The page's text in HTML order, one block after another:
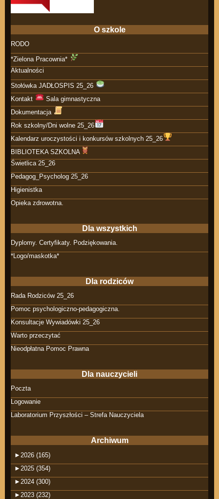
O szkole
RODO
*Zielona Pracownia*
Aktualności
Stołówka JADŁOSPIS 25_26
Kontakt
Sala gimnastyczna
Dokumentacja
Rok szkolny/Dni wolne 25_26
Kalendarz uroczystości i konkursów szkolnych 25_26
BIBLIOTEKA SZKOLNA
Świetlica 25_26
Pedagog_Psycholog 25_26
Higienistka
Opieka zdrowotna.
Dla wszystkich
Dyplomy. Certyfikaty. Podziękowania.
*Logo/maskotka*
Dla rodziców
Rada Rodziców 25_26
Pomoc psychologiczno-pedagogiczna.
Konsultacje Wywiadówki 25_26
Warto przeczytać
Nieodpłatna Pomoc Prawna
Dla nauczycieli
Poczta
Logowanie
Laboratorium Przyszłości – Strefa Nauczyciela
Archiwum
► 2026 (165)
► 2025 (354)
► 2024 (300)
► 2023 (232)